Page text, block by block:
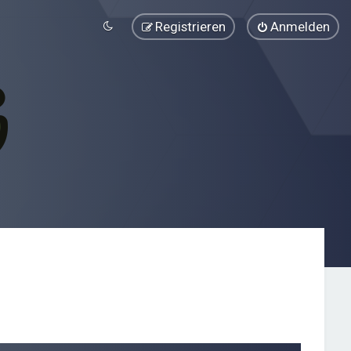
Anmelden
Registrieren